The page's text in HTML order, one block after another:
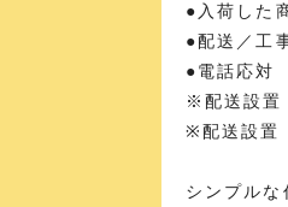
●入荷した
●配送／工
●電話応対
※配送設置
※配送設置
シンプル